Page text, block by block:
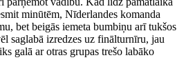
minūtēm, Nīderlandes komanda
bet beigās iemeta bumbiņu arī tukšos
saglabā izredzes uz finālturnīru, jau
galā ar otras grupas trešo labāko